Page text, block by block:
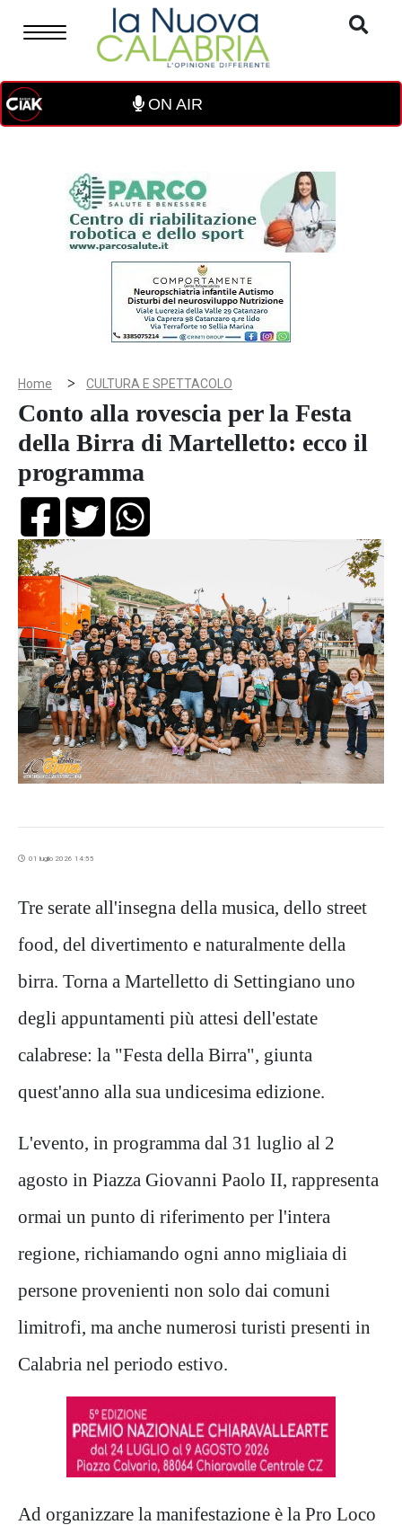
ON AIR
Home > CULTURA E SPETTACOLO
Conto alla rovescia per la Festa
della Birra di Martelletto: ecco il
programma
01 luglio 2026 14:55
Tre serate all'insegna della musica, dello street
food, del divertimento e naturalmente della
birra. Torna a Martelletto di Settingiano uno
degli appuntamenti più attesi dell'estate
calabrese: la "Festa della Birra", giunta
quest'anno alla sua undicesima edizione.
L'evento, in programma dal 31 luglio al 2
agosto in Piazza Giovanni Paolo II, rappresenta
ormai un punto di riferimento per l'intera
regione, richiamando ogni anno migliaia di
persone provenienti non solo dai comuni
limitrofi, ma anche numerosi turisti presenti in
Calabria nel periodo estivo.
Ad organizzare la manifestazione è la Pro Loco